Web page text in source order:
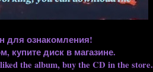
для ознакомления!
купите диск в магазине.
the album, buy the CD in the store.